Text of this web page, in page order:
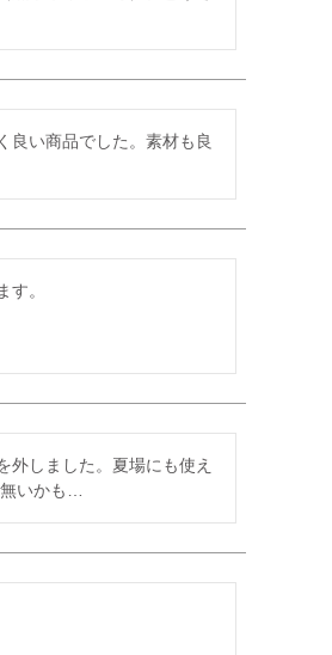
良い商品でした。素材も良
。
外しました。夏場にも使え
いかも…